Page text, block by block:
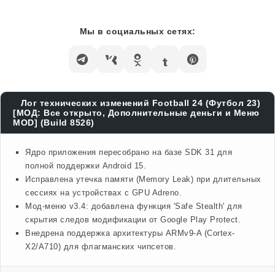
Мы в социальных сетях:
Лог технических изменений Football 24 (Футбол 23)
[МОД: Все открыто, Дополнительные деньги и Меню
MOD] (Build 8526)
Ядро приложения пересобрано на базе SDK 31 для
полной поддержки Android 15.
Исправлена утечка памяти (Memory Leak) при длительных
сессиях на устройствах с GPU Adreno.
Мод-меню v3.4: добавлена функция 'Safe Stealth' для
скрытия следов модификации от Google Play Protect.
Внедрена поддержка архитектуры ARMv9-A (Cortex-
X2/A710) для флагманских чипсетов.